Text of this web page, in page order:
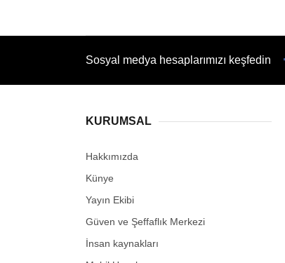
Sosyal medya hesaplarımızı keşfedin
KURUMSAL
Hakkımızda
Künye
Yayın Ekibi
Güven ve Şeffaflık Merkezi
İnsan kaynakları